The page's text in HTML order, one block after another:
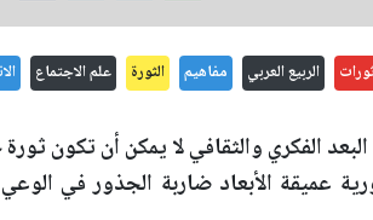
الربيع العربي مفاهيم الثورة علم الاجتماع
الفكري والثقافي لا يمكن أن تكون ثورة
عميقة الأبعاد ضاربة الجذور في